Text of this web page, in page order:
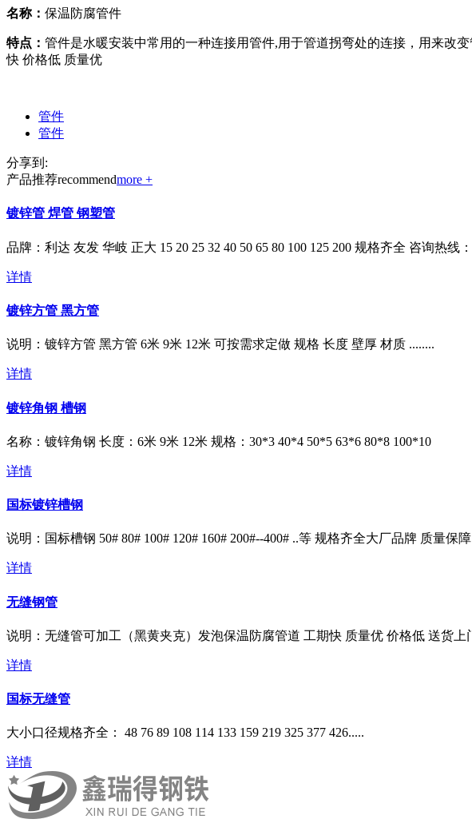
名称： 保温防腐管件
特点： 管件是水暖安装中常用的一种连接用管件,用于管道拐弯处的连接，用来改
快 价格低 质量优
管件
管件
分享到:
产品推荐recommendmore +
镀锌管 焊管 钢塑管
品牌：利达 友发 华岐 正大 15 20 25 32 40 50 65 80 100 125 200 规格齐全 咨询热线：
详情
镀锌方管 黑方管
说明：镀锌方管 黑方管 6米 9米 12米 可按需求定做 规格 长度 壁厚 材质 ........
详情
镀锌角钢 槽钢
名称：镀锌角钢 长度：6米 9米 12米 规格：30*3 40*4 50*5 63*6 80*8 100*10
详情
国标镀锌槽钢
说明：国标槽钢 50# 80# 100# 120# 160# 200#--400# ..等 规格齐全大厂品牌 质量保障
详情
无缝钢管
说明：无缝管可加工（黑黄夹克）发泡保温防腐管道 工期快 质量优 价格低 送货上
详情
国标无缝管
​大小口径规格齐全： 48 76 89 108 114 133 159 219 325 377 426.....
详情